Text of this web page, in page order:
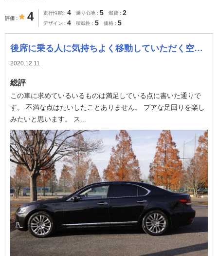
評価 4 走行性能 4 乗り心地 5 燃費 2
デザイン 4 積載性 5 価格 5
後席に乗る人に気持ちよく移動していただく空間をもつ車
2020.12.11
総評
この車に求めているいるものは満足している点に書いた通りで
す。 不満な点はたいしたことありません。 プアな足回りを楽し
みたいと思います。 ス...